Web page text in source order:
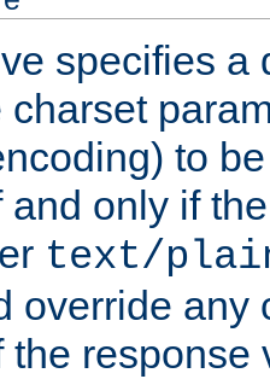
specifies a
charset
to
and only if
text/
override any
the